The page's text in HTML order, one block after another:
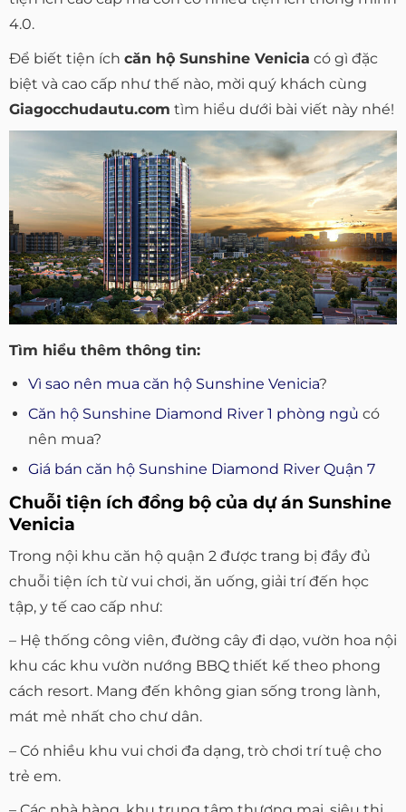
4.0.
Để biết tiện ích căn hộ Sunshine Venicia có gì đặc
biệt và cao cấp như thế nào, mời quý khách cùng
Giagocchudautu.com tìm hiểu dưới bài viết này nhé!
Tìm hiểu thêm thông tin:
Vì sao nên mua căn hộ Sunshine Venicia?
Căn hộ Sunshine Diamond River 1 phòng ngủ có
nên mua?
Giá bán căn hộ Sunshine Diamond River Quận 7
Chuỗi tiện ích đồng bộ của dự án Sunshine
Venicia
Trong nội khu căn hộ quận 2 được trang bị đầy đủ
chuỗi tiện ích từ vui chơi, ăn uống, giải trí đến học
tập, y tế cao cấp như:
– Hệ thống công viên, đường cây đi dạo, vườn hoa nội
khu các khu vườn nướng BBQ thiết kế theo phong
cách resort. Mang đến không gian sống trong lành,
mát mẻ nhất cho chư dân.
– Có nhiều khu vui chơi đa dạng, trò chơi trí tuệ cho
trẻ em.